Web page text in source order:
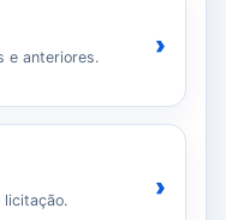
e anteriores. ›
›